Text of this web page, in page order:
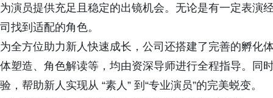
为演员提供充足且稳定的出镜机会。无论是有一定表演
司找到适配的角色。
为全方位助力新人快速成长，公司还搭建了完善的孵化
体塑造、角色解读等，均由资深导师进行全程指导。同
验，帮助新人实现从 “素人” 到“专业演员”的完美蜕变。